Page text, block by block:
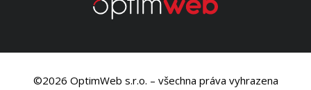
©2026 OptimWeb s.r.o. – všechna práva vyhrazena